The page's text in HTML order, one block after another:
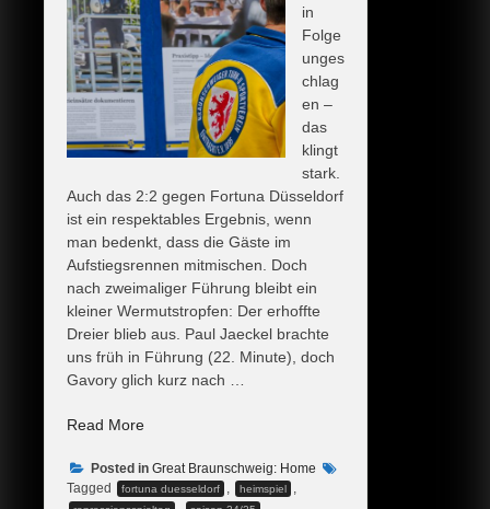
in
Folge
unges
chlag
en –
das
klingt
stark.
Auch das 2:2 gegen Fortuna Düsseldorf
ist ein respektables Ergebnis, wenn
man bedenkt, dass die Gäste im
Aufstiegsrennen mitmischen. Doch
nach zweimaliger Führung bleibt ein
kleiner Wermutstropfen: Der erhoffte
Dreier blieb aus. Paul Jaeckel brachte
uns früh in Führung (22. Minute), doch
Gavory glich kurz nach …
Read More„Schon
nicht
verloren“
Posted in Great Braunschweig: Home
Tagged
fortuna duesseldorf , heimspiel ,